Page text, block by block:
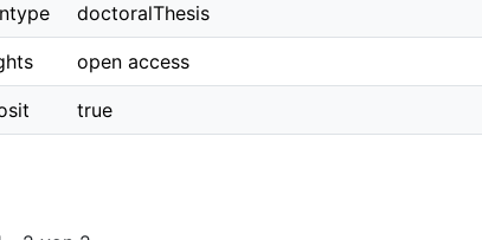
doctoralThesis
open access
true